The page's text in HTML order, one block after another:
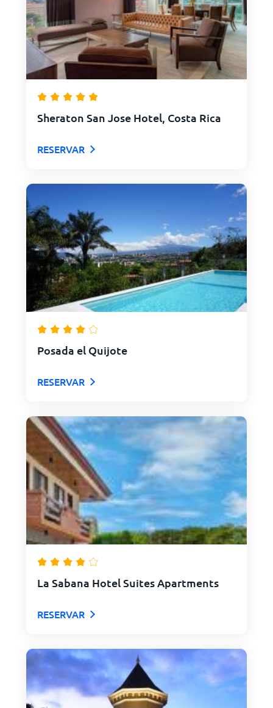
Sheraton San Jose Hotel, Costa Rica
RESERVAR
Posada el Quijote
RESERVAR
La Sabana Hotel Suites Apartments
RESERVAR